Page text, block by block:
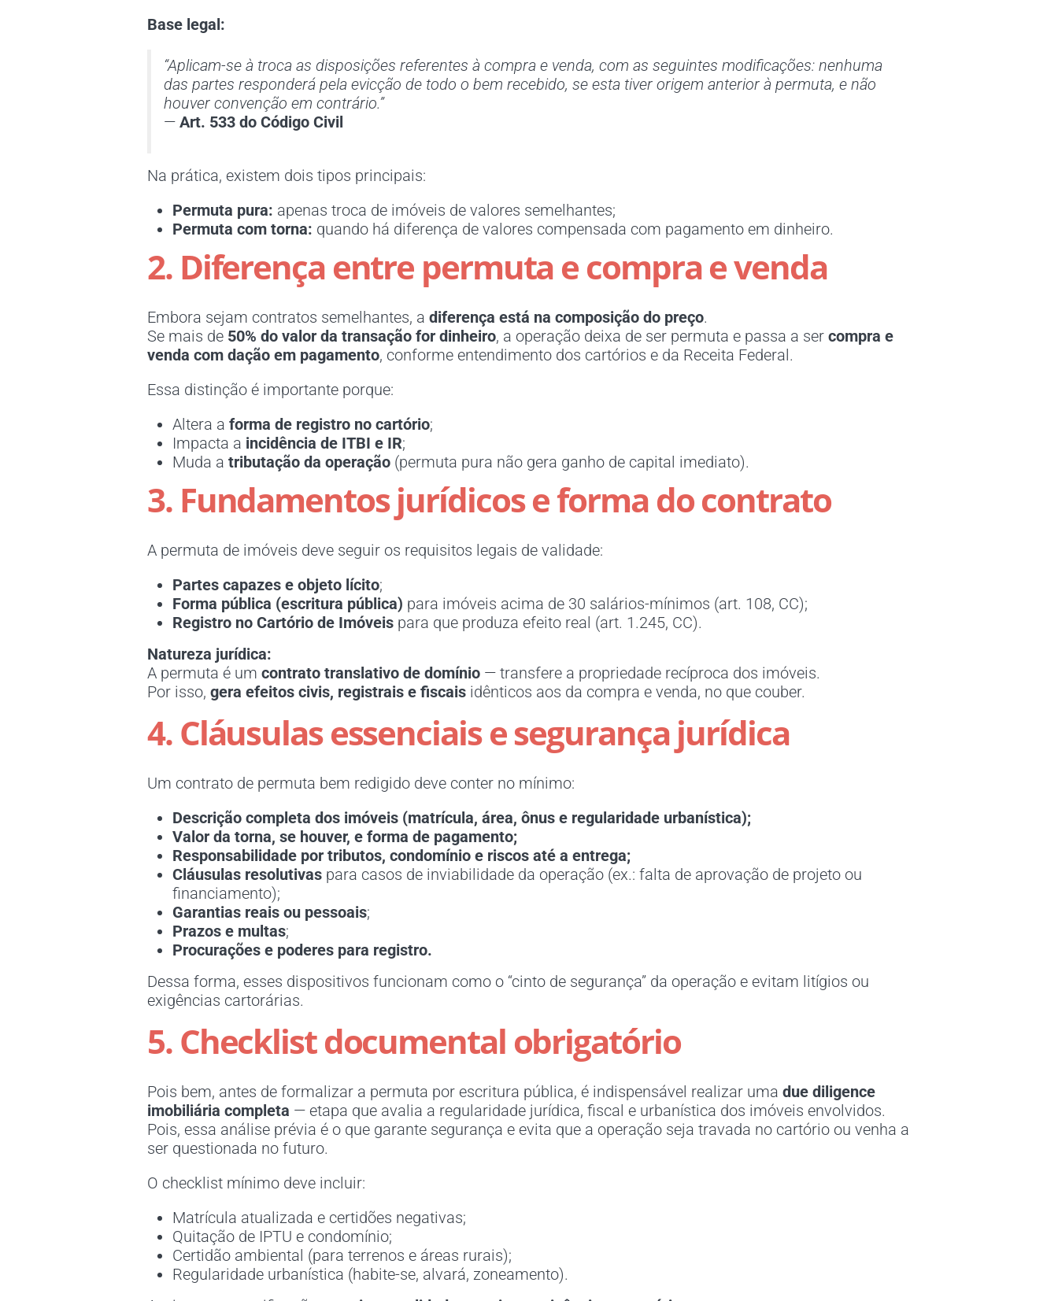
Base legal:
“Aplicam-se à troca as disposições referentes à compra e venda, com as seguintes modificações: nenhuma
das partes responderá pela evicção de todo o bem recebido, se esta tiver origem anterior à permuta, e não
houver convenção em contrário.”
— Art. 533 do Código Civil
Na prática, existem dois tipos principais:
Permuta pura: apenas troca de imóveis de valores semelhantes;
Permuta com torna: quando há diferença de valores compensada com pagamento em dinheiro.
2. Diferença entre permuta e compra e venda
Embora sejam contratos semelhantes, a diferença está na composição do preço.
Se mais de 50% do valor da transação for dinheiro, a operação deixa de ser permuta e passa a ser compra e
venda com dação em pagamento, conforme entendimento dos cartórios e da Receita Federal.
Essa distinção é importante porque:
Altera a forma de registro no cartório;
Impacta a incidência de ITBI e IR;
Muda a tributação da operação (permuta pura não gera ganho de capital imediato).
3. Fundamentos jurídicos e forma do contrato
A permuta de imóveis deve seguir os requisitos legais de validade:
Partes capazes e objeto lícito;
Forma pública (escritura pública) para imóveis acima de 30 salários-mínimos (art. 108, CC);
Registro no Cartório de Imóveis para que produza efeito real (art. 1.245, CC).
Natureza jurídica:
A permuta é um contrato translativo de domínio — transfere a propriedade recíproca dos imóveis.
Por isso, gera efeitos civis, registrais e fiscais idênticos aos da compra e venda, no que couber.
4. Cláusulas essenciais e segurança jurídica
Um contrato de permuta bem redigido deve conter no mínimo:
Descrição completa dos imóveis (matrícula, área, ônus e regularidade urbanística);
Valor da torna, se houver, e forma de pagamento;
Responsabilidade por tributos, condomínio e riscos até a entrega;
Cláusulas resolutivas para casos de inviabilidade da operação (ex.: falta de aprovação de projeto ou
financiamento);
Garantias reais ou pessoais;
Prazos e multas;
Procurações e poderes para registro.
Dessa forma, esses dispositivos funcionam como o “cinto de segurança” da operação e evitam litígios ou
exigências cartorárias.
5. Checklist documental obrigatório
Pois bem, antes de formalizar a permuta por escritura pública, é indispensável realizar uma due diligence
imobiliária completa — etapa que avalia a regularidade jurídica, fiscal e urbanística dos imóveis envolvidos.
Pois, essa análise prévia é o que garante segurança e evita que a operação seja travada no cartório ou venha a
ser questionada no futuro.
O checklist mínimo deve incluir:
Matrícula atualizada e certidões negativas;
Quitação de IPTU e condomínio;
Certidão ambiental (para terrenos e áreas rurais);
Regularidade urbanística (habite-se, alvará, zoneamento).